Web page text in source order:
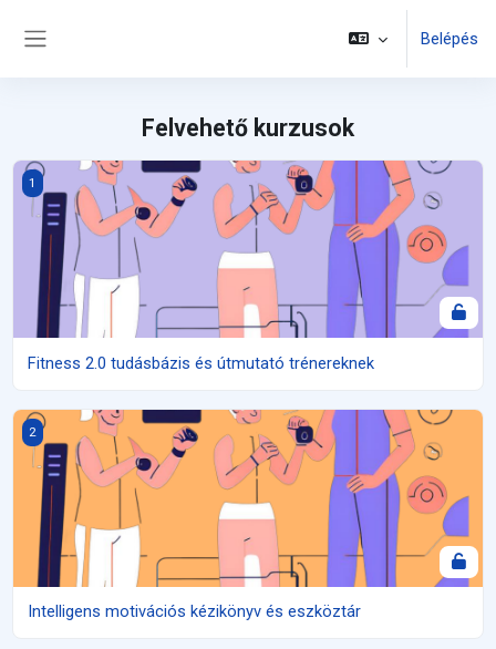
Belépés
Felvehető kurzusok
Fitness 2.0 tudásbázis és útmutató trénereknek
1
Fitness 2.0 tudásbázis és útmutató trénereknek
Intelligens motivációs kézikönyv és eszköztár
2
Intelligens motivációs kézikönyv és eszköztár